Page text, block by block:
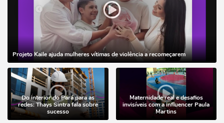
Projeto Kaile ajuda mulheres vítimas de violência a recomeçarem
Do interior do Pará para as
redes: Thays Sintra fala sobre
sucesso
Maternidade real e desafios
invisíveis com a influencer Paula
Martins